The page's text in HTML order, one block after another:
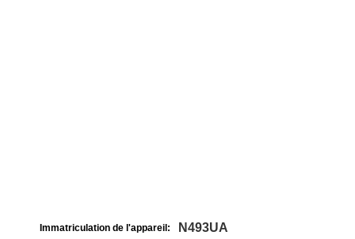
Immatriculation de l'appareil: N493UA